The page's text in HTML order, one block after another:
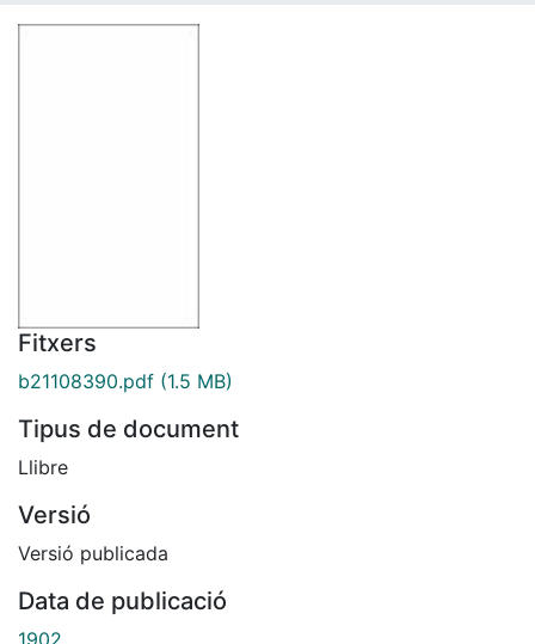
Fitxers
b21108390.pdf (1.5 MB)
Tipus de document
Llibre
Versió
Versió publicada
Data de publicació
1902